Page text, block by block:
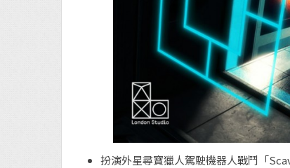
扮演外星尋寶獵人駕駛機器人戰鬥「